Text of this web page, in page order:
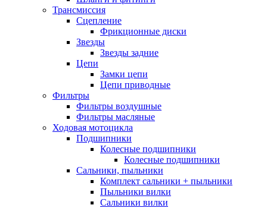
Трансмиссия
Cцепление
Фрикционные диски
Звезды
Звезды задние
Цепи
Замки цепи
Цепи приводные
Фильтры
Фильтры воздушные
Фильтры масляные
Ходовая мотоцикла
Подшипники
Колесные подшипники
Колесные подшипники
Сальники, пыльники
Комплект сальники + пыльники
Пыльники вилки
Сальники вилки